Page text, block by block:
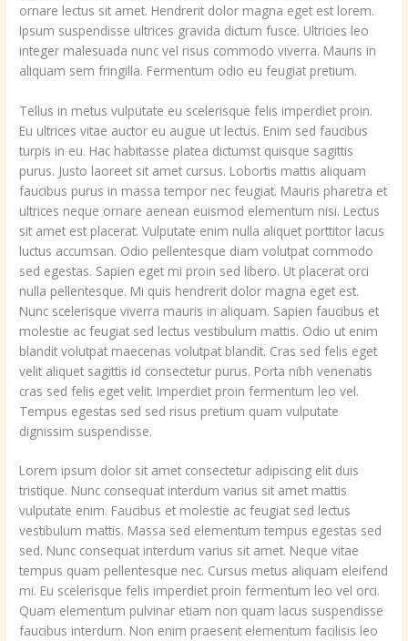
ornare lectus sit amet. Hendrerit dolor magna eget est lorem.
Ipsum suspendisse ultrices gravida dictum fusce. Ultricies leo
integer malesuada nunc vel risus commodo viverra. Mauris in
aliquam sem fringilla. Fermentum odio eu feugiat pretium.
Tellus in metus vulputate eu scelerisque felis imperdiet proin.
Eu ultrices vitae auctor eu augue ut lectus. Enim sed faucibus
turpis in eu. Hac habitasse platea dictumst quisque sagittis
purus. Justo laoreet sit amet cursus. Lobortis mattis aliquam
faucibus purus in massa tempor nec feugiat. Mauris pharetra et
ultrices neque ornare aenean euismod elementum nisi. Lectus
sit amet est placerat. Vulputate enim nulla aliquet porttitor lacus
luctus accumsan. Odio pellentesque diam volutpat commodo
sed egestas. Sapien eget mi proin sed libero. Ut placerat orci
nulla pellentesque. Mi quis hendrerit dolor magna eget est.
Nunc scelerisque viverra mauris in aliquam. Sapien faucibus et
molestie ac feugiat sed lectus vestibulum mattis. Odio ut enim
blandit volutpat maecenas volutpat blandit. Cras sed felis eget
velit aliquet sagittis id consectetur purus. Porta nibh venenatis
cras sed felis eget velit. Imperdiet proin fermentum leo vel.
Tempus egestas sed sed risus pretium quam vulputate
dignissim suspendisse.
Lorem ipsum dolor sit amet consectetur adipiscing elit duis
tristique. Nunc consequat interdum varius sit amet mattis
vulputate enim. Faucibus et molestie ac feugiat sed lectus
vestibulum mattis. Massa sed elementum tempus egestas sed
sed. Nunc consequat interdum varius sit amet. Neque vitae
tempus quam pellentesque nec. Cursus metus aliquam eleifend
mi. Eu scelerisque felis imperdiet proin fermentum leo vel orci.
Quam elementum pulvinar etiam non quam lacus suspendisse
faucibus interdum. Non enim praesent elementum facilisis leo